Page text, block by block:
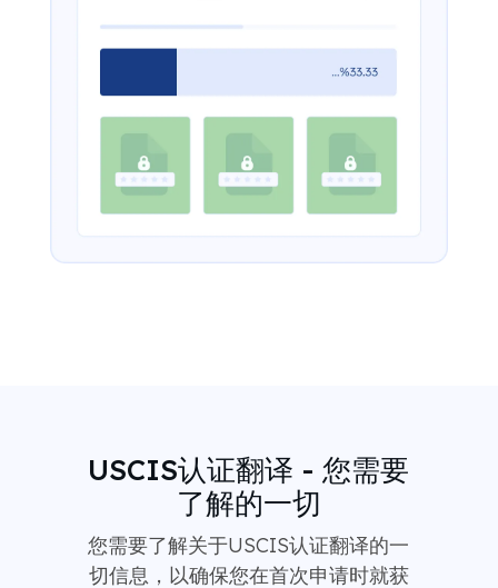
USCIS认证翻译 - 您需要
了解的一切
您需要了解关于USCIS认证翻译的一